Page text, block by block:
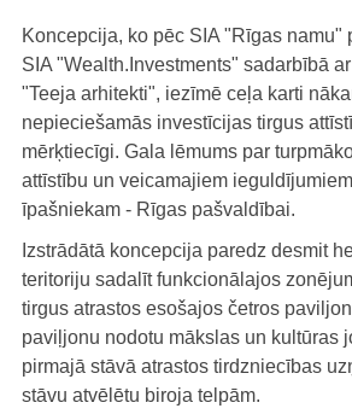
Koncepcija, ko pēc SIA "Rīgas namu"
SIA "Wealth.Investments" sadarbībā
"Teeja arhitekti", iezīmē ceļa karti
nepieciešamās investīcijas tirgus
mērķtiecīgi. Gala lēmums par
attīstību un veicamajiem
īpašniekam - Rīgas pašvaldībai.
Izstrādātā koncepcija paredz desmit
teritoriju sadalīt funkcionālajos
tirgus atrastos esošajos četros
paviļjonu nodotu mākslas un kultūras
pirmajā stāvā atrastos tirdzniecības
stāvu atvēlētu biroja telpām.